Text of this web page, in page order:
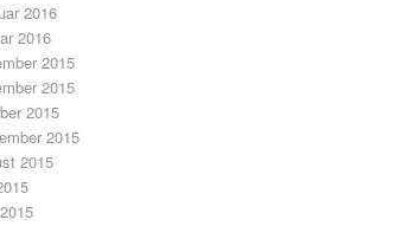
2016
2016
2015
2015
2015
2015
2015